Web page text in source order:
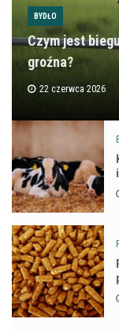
BYDŁO
Czym jest
groźna?
22 czerwca 2026